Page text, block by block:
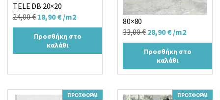
TELE DB 20×20
24,00€ Original
price
was:
18,90€Η
τρέχουσα
τιμή
/m2
Προσθήκη στο
καλάθι
KENIA PERLA MATT R
80×80
33,00€ Original
price
was:
28,90€Η
τρέχουσα
τιμή
/m2
Προσθήκη στο
καλάθι
ΠΡΟΣΦΟΡΆ! ΠΡΟΣΦΟΡΆ!